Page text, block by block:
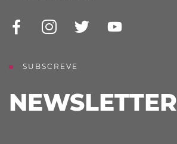
SUBSCREVE
NEWSLETTER